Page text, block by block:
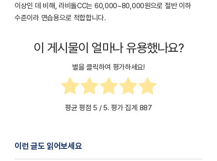
이상인 데 비해, 라비돌CC는 60,000~80,000원으로 절반 이하
수준이라 연습용으로 적합합니다.
이 게시물이 얼마나 유용했나요?
별을 클릭하여 평가하세요!
평균 평점 5 / 5. 평가 집계 887
이런 글도 읽어보세요